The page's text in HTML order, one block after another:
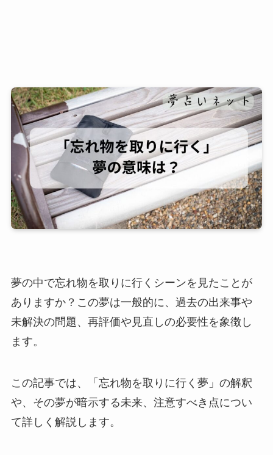
夢の中で忘れ物を取りに行くシーンを見たことが
ありますか？この夢は一般的に、過去の出来事や
未解決の問題、再評価や見直しの必要性を象徴し
ます。
この記事では、「忘れ物を取りに行く夢」の解釈
や、その夢が暗示する未来、注意すべき点につい
て詳しく解説します。